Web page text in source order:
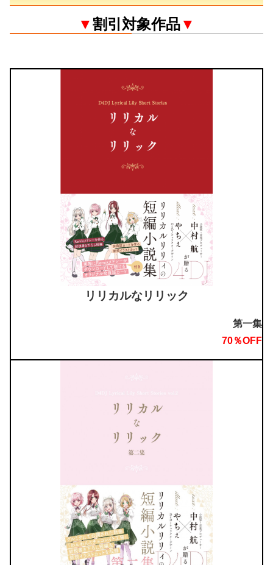
▼割引対象作品▼
リリカルなリリック
第一集
70％OFF